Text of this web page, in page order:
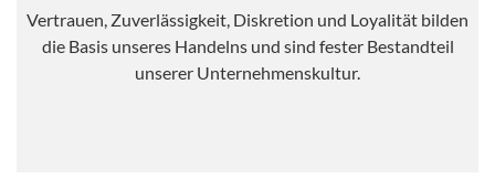
Vertrauen, Zuverlässigkeit, Diskretion und Loyalität bilden
die Basis unseres Handelns und sind fester Bestandteil
unserer Unternehmenskultur.